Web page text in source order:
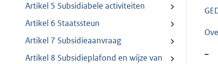
Artikel 5 Subsidiabele activiteiten
Artikel 6 Staatssteun
Artikel 7 Subsidieaanvraag
Artikel 8 Subsidieplafond en wijze van
–